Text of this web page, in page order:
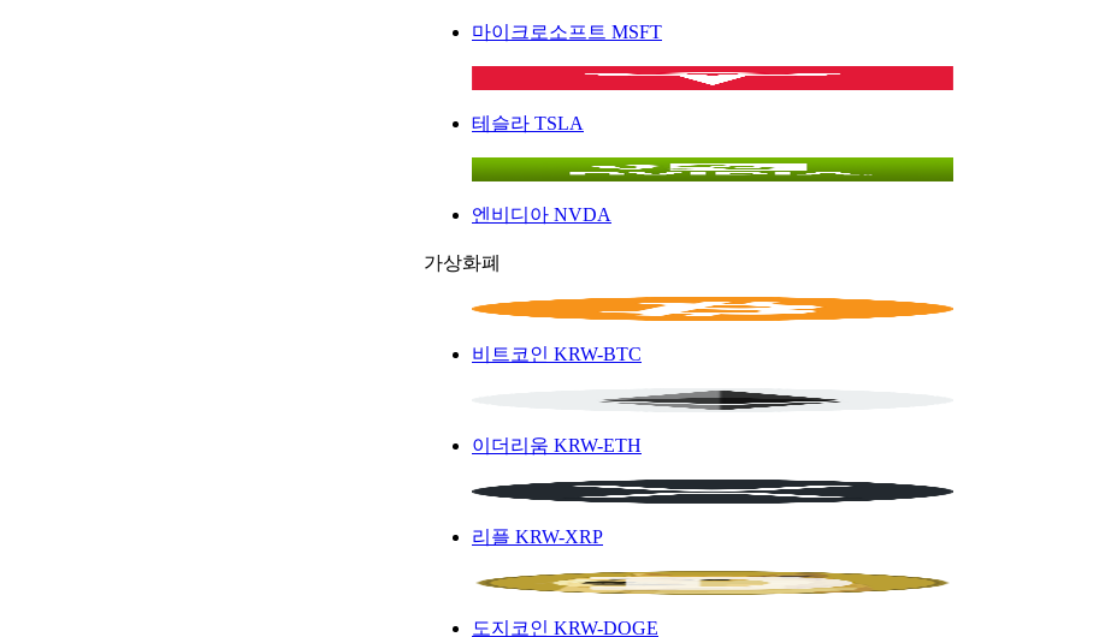
마이크로소프트 MSFT
테슬라 TSLA
엔비디아 NVDA
가상화폐
비트코인 KRW-BTC
이더리움 KRW-ETH
리플 KRW-XRP
도지코인 KRW-DOGE